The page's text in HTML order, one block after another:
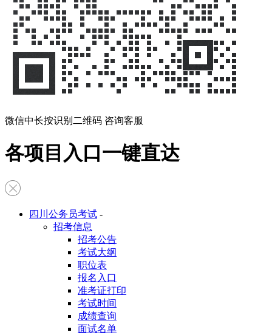
微信中长按识别二维码 咨询客服
各项目入口一键直达
四川公务员考试 -
招考信息
招考公告
考试大纲
职位表
报名入口
准考证打印
考试时间
成绩查询
面试名单